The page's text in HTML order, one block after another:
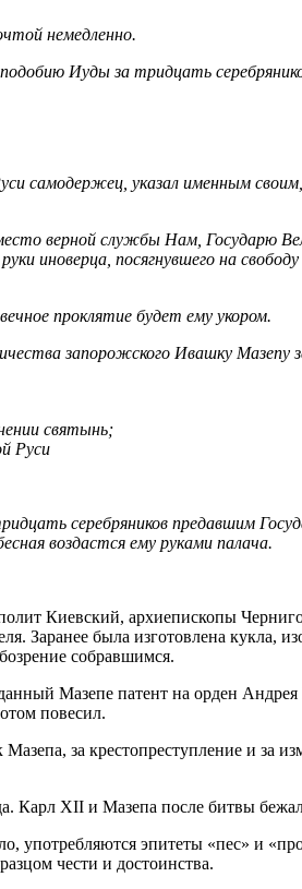
немедленно.
Иуды за тридцать
самодержец, указал именным
верной службы Нам, Государю
иноверца, посягнувшего на
проклятие будет ему укором.
запорожского Ивашку Мазепу
святынь;
Руси
серебряников предавшим
воздастся ему руками палача.
Киевский, архиепископы
Заранее была изготовлена кукла,
собравшимся.
Мазепе патент на орден
повесил.
за крестопреступление и за
XII и Мазепа после битвы
употребляются эпитеты «пес» и
чести и достоинства.